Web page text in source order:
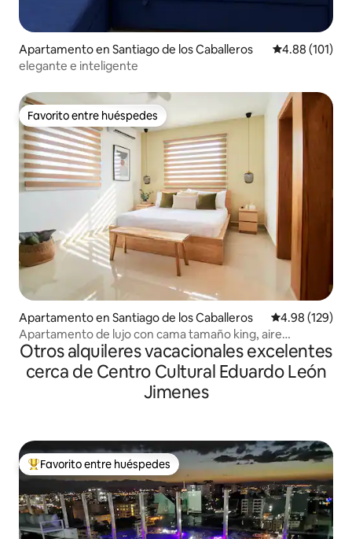
Apartamento en Santiago de los Caballeros Calificación
4.88 (101)
elegante e inteligente
Favorito entre huéspedes
Favorito entre huéspedes
Apartamento en Santiago de los Caballeros Calificación
4.98 (129)
Apartamento de lujo con cama tamaño king, aire
acondicionado, wifi y lavadora.
Otros alquileres vacacionales excelentes
cerca de Centro Cultural Eduardo León
Jimenes
Favorito entre huéspedes preferido
Favorito entre huéspedes